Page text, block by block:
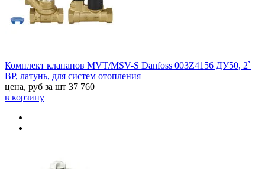
Комплект клапанов MVT/MSV-S Danfoss 003Z4156 ДУ50, 2`
BP, латунь, для систем отопления
цена, руб за шт 37 760
в корзину